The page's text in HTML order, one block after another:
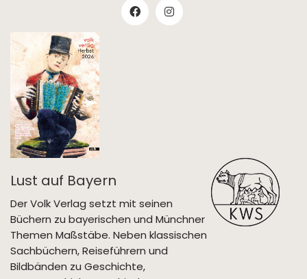
Lust auf Bayern
Der Volk Verlag setzt mit seinen
Büchern zu bayerischen und Münchner
Themen Maßstäbe. Neben klassischen
Sachbüchern, Reiseführern und
Bildbänden zu Geschichte,